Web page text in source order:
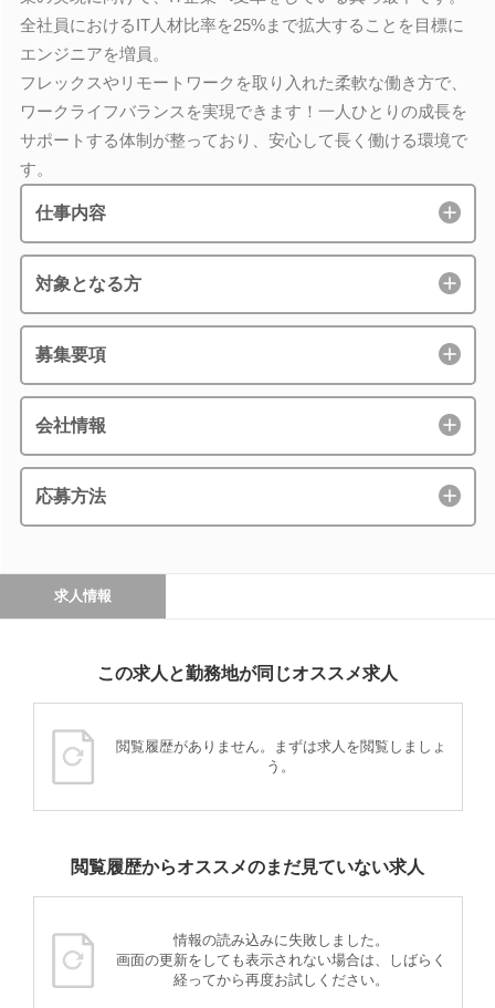
全社員におけるIT人材比率を25%まで拡大することを目標に
エンジニアを増員。
フレックスやリモートワークを取り入れた柔軟な働き方で、
ワークライフバランスを実現できます！一人ひとりの成長を
サポートする体制が整っており、安心して長く働ける環境で
す。
仕事内容
対象となる方
募集要項
会社情報
応募方法
求人情報
この求人と勤務地が同じオススメ求人
閲覧履歴がありません。まずは求人を閲覧しましょ
う。
閲覧履歴からオススメのまだ見ていない求人
情報の読み込みに失敗しました。
画面の更新をしても表示されない場合は、しばらく
経ってから再度お試しください。